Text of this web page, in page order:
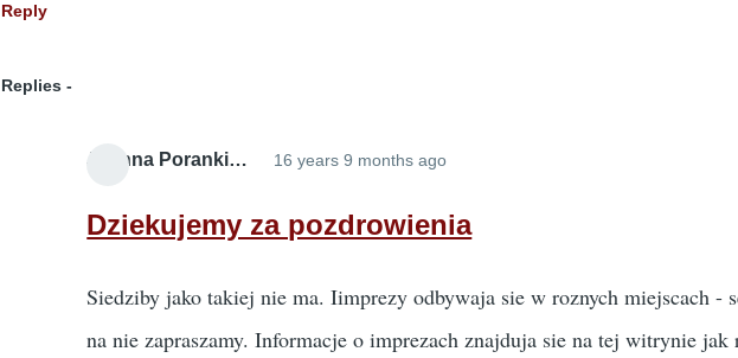
Reply
Replies
Joanna Poranki… 16 years 9 months ago
reply
to
by
Kaminski
Dziekujemy za pozdrowienia
Siedziby jako takiej nie ma. Iimprezy odbywaja sie w roznych miejscach -
na nie zapraszamy. Informacje o imprezach znajduja sie na tej witrynie jak